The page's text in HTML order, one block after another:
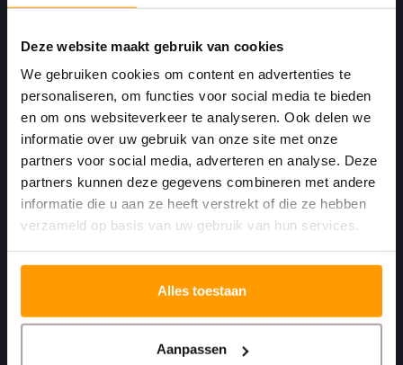
Deze website maakt gebruik van cookies
We gebruiken cookies om content en advertenties te
personaliseren, om functies voor social media te bieden
en om ons websiteverkeer te analyseren. Ook delen we
informatie over uw gebruik van onze site met onze
partners voor social media, adverteren en analyse. Deze
partners kunnen deze gegevens combineren met andere
informatie die u aan ze heeft verstrekt of die ze hebben
verzameld op basis van uw gebruik van hun services.
Alles toestaan
Aanpassen
Havenkant 6
4781 AA
Moerdijk Nederland
+31 (0)168 416 513
+31 (0)613461456
info@euro-label.nl